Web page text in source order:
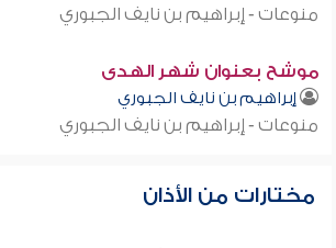
منوعات - إبراهيم بن نايف الجبوري
موشح بعنوان شهر الهدى
إبراهيم بن نايف الجبوري
منوعات - إبراهيم بن نايف الجبوري
مختارات من الأذان